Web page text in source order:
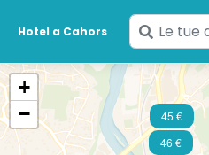
Hotel a Cahors
Inserisci
le
tue
date
45 €
46 €
+
−